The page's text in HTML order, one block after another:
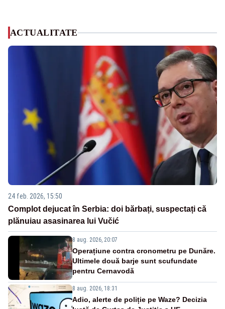
ACTUALITATE
24 feb. 2026, 15:50
Complot dejucat în Serbia: doi bărbați, suspectați că
plănuiau asasinarea lui Vučić
8 aug. 2026, 20:07
Operațiune contra cronometru pe Dunăre.
Ultimele două barje sunt scufundate
pentru Cernavodă
8 aug. 2026, 18:31
Adio, alerte de poliție pe Waze? Decizia